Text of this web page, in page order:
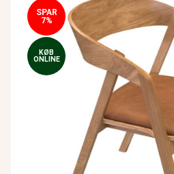
SPAR
7%
KØB
ONLINE